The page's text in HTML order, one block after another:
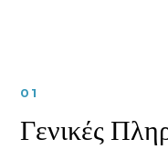
01
Γενικές